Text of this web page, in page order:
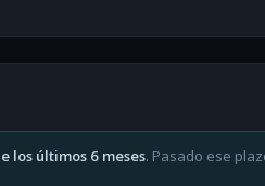
los últimos 6 meses. Pasado ese